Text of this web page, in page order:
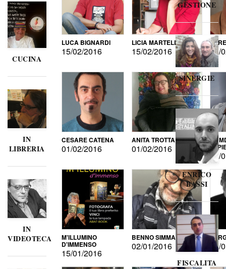
CUCINA
IN
LIBRERIA
IN
VIDEOTECA
LUCA BIGNARDI
15/02/2016
LICIA MARTELLI
15/02/2016 15/
CESARE CATENA
01/02/2016
ANITA TROTTA
01/02/2016 DI
15/
M'ILLUMINO
D'IMMENSO
15/01/2016
BENNO SIMMA
02/01/2016
GESTIONE
SINERGIE
ENRICO
BASSI
FISCALITA